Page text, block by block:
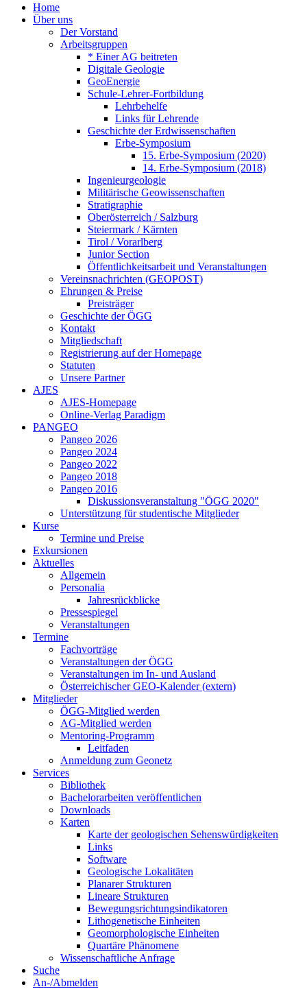
Home
Über uns
Der Vorstand
Arbeitsgruppen
* Einer AG beitreten
Digitale Geologie
GeoEnergie
Schule-Lehrer-Fortbildung
Lehrbehelfe
Links für Lehrende
Geschichte der Erdwissenschaften
Erbe-Symposium
15. Erbe-Symposium (2020)
14. Erbe-Symposium (2018)
Ingenieurgeologie
Militärische Geowissenschaften
Stratigraphie
Oberösterreich / Salzburg
Steiermark / Kärnten
Tirol / Vorarlberg
Junior Section
Öffentlichkeitsarbeit und Veranstaltungen
Vereinsnachrichten (GEOPOST)
Ehrungen & Preise
Preisträger
Geschichte der ÖGG
Kontakt
Mitgliedschaft
Registrierung auf der Homepage
Statuten
Unsere Partner
AJES
AJES-Homepage
Online-Verlag Paradigm
PANGEO
Pangeo 2026
Pangeo 2024
Pangeo 2022
Pangeo 2018
Pangeo 2016
Diskussionsveranstaltung "ÖGG 2020"
Unterstützung für studentische Mitglieder
Kurse
Termine und Preise
Exkursionen
Aktuelles
Allgemein
Personalia
Jahresrückblicke
Pressespiegel
Veranstaltungen
Termine
Fachvorträge
Veranstaltungen der ÖGG
Veranstaltungen im In- und Ausland
Österreichischer GEO-Kalender (extern)
Mitglieder
ÖGG-Mitglied werden
AG-Mitglied werden
Mentoring-Programm
Leitfaden
Anmeldung zum Geonetz
Services
Bibliothek
Bachelorarbeiten veröffentlichen
Downloads
Karten
Karte der geologischen Sehenswürdigkeiten
Links
Software
Geologische Lokalitäten
Planarer Strukturen
Lineare Strukturen
Bewegungsrichtungsindikatoren
Lithogenetische Einheiten
Geomorphologische Einheiten
Quartäre Phänomene
Wissenschaftliche Anfrage
Suche
An-/Abmelden